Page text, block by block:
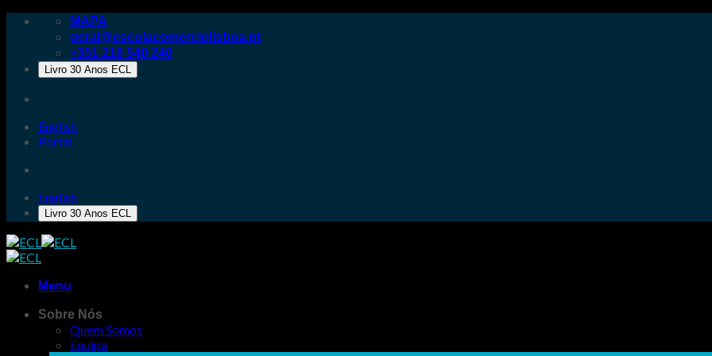
Skip
MAPA
geral@escolacomerciolisboa.pt
+351 218 540 240
Livro 30 Anos ECL
English
Portal
English
Livro 30 Anos ECL
Menu
Sobre Nós
Quem Somos
Equipa